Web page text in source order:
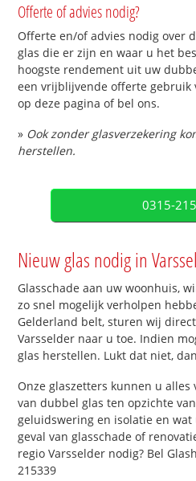
Offerte of advies nodig?
Offerte en/of advies nodig over
glas die er zijn en waar u het
hoogste rendement uit uw
een vrijblijvende offerte
op deze pagina of bel ons.
» Ook zonder glasverzekering
herstellen.
0315-
Nieuw glas nodig in
Glasschade aan uw woonhuis,
zo snel mogelijk verholpen
Gelderland belt, sturen wij
Varsselder naar u toe. Indien
glas herstellen. Lukt dat niet,
Onze glaszetters kunnen u
van dubbel glas ten opzichte
geluidswering en isolatie en
geval van glasschade of
regio Varsselder nodig? Bel
215339